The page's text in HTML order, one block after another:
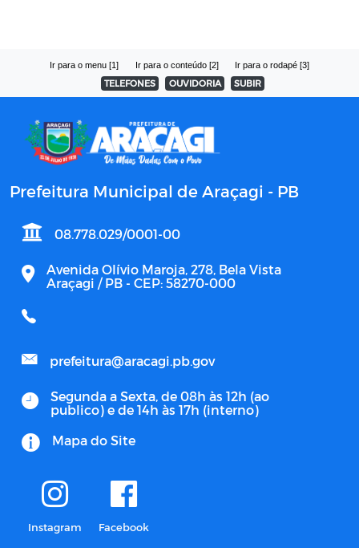
Ir para o menu [1] Ir para o conteúdo [2] Ir para o rodapé [3]
TELEFONES OUVIDORIA SUBIR
Prefeitura Municipal de Araçagi - PB
08.778.029/0001-00
Avenida Olívio Maroja, 278, Bela Vista
Araçagi / PB - CEP: 58270-000
prefeitura@aracagi.pb.gov
Segunda a Sexta, de 08h às 12h (ao
publico) e de 14h às 17h (interno)
Mapa do Site
Instagram Facebook